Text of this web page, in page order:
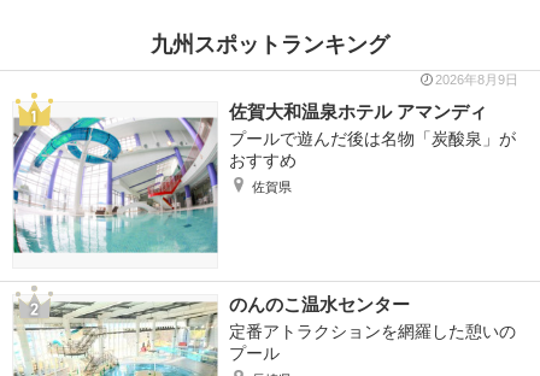
九州スポットランキング
2026年8月9日
佐賀大和温泉ホテル アマンディ
プールで遊んだ後は名物「炭酸泉」が
おすすめ
佐賀県
のんのこ温水センター
定番アトラクションを網羅した憩いの
プール